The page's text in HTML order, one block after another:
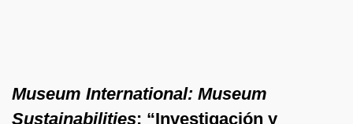
Museum International: Museum
Sustainabilities: “Investigación y